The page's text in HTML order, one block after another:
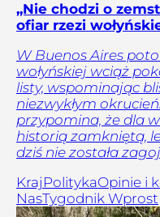
„Nie chodzi o
ofiar rzezi
W Buenos Aires
wołyńskiej wciąż
listy, wspominając
niezwykłym
przypomina, że dla
historią zamkniętą,
dziś nie została
Kraj PolitykaOpinie i
NasTygodnik Wprost